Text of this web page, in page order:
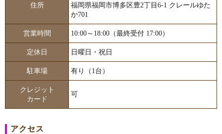
住所
福岡県福岡市博多区豊2丁目6-1 クレールゆた
か701
営業時間 10:00～18:00（最終受付 17:00）
定休日 日曜日・祝日
駐車場 有り（1台）
クレジット
カード
可
アクセス